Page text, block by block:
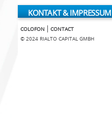
KONTAKT & IMPRESSUM
COLOFON
CONTACT
© 2024 RIALTO CAPITAL GMBH